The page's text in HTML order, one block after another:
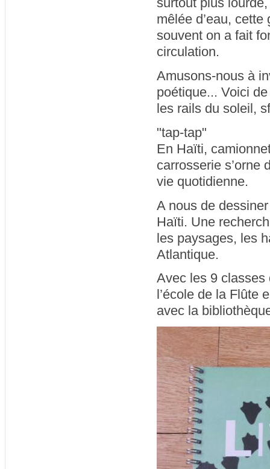
mêlée d’eau,
souvent on a fait
circulation.
Amusons-nous à
poétique... Voici
les rails du soleil,
"tap-tap"
En Haïti,
carrosserie s’orne
vie quotidienne.
A nous de
Haïti. Une
les paysages, les
Atlantique.
Avec les 9 classes
l’école de la Flûte
avec la